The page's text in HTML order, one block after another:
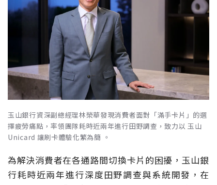
玉山銀行資深副總經理林榮華發現消費者面對「滿手卡片」的選
擇疲勞痛點，率領團隊耗時近兩年進行田野調查，致力以 玉山
Unicard 讓刷卡體驗化繁為簡 。
為解決消費者在各通路間切換卡片的困擾，玉山銀
行耗時近兩年進行深度田野調查與系統開發，在